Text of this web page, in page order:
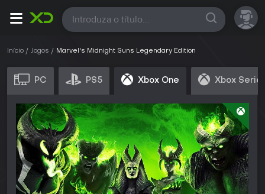
Todas
Início Jogos Marvel's Midnight Suns Legendary Edition
PC PS5 Xbox One Xbox